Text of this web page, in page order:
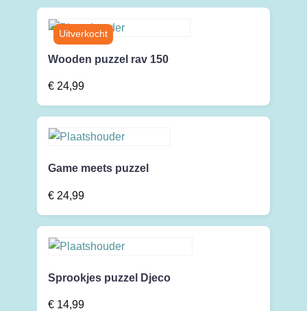
Wooden puzzel rav 150
€ 24,99
Game meets puzzel
€ 24,99
Sprookjes puzzel Djeco
€ 14,99